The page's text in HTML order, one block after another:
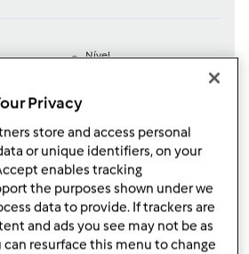
Nível
TM31
por
published: 05.01.2011
às minhas coleções
Privacy
store and access personal
or unique identifiers, on your
enables tracking
the purposes shown under we
data to provide. If trackers are
and ads you see may not be as
can resurface this menu to change